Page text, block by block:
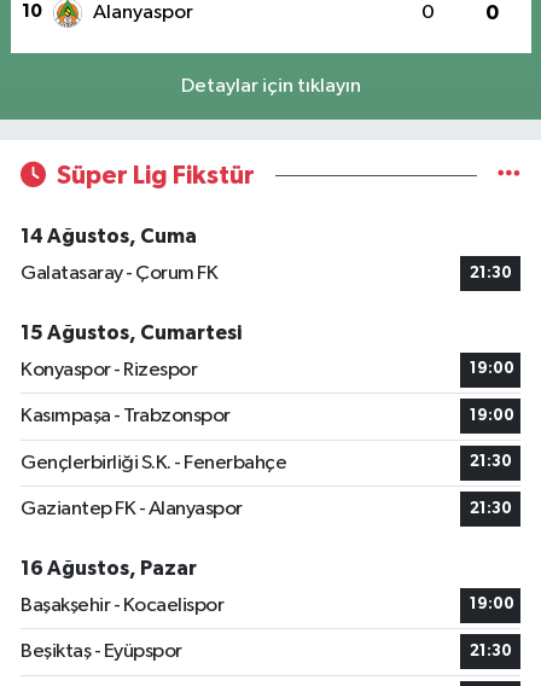
10 Alanyaspor 0 0
Detaylar için tıklayın
Süper Lig Fikstür
14 Ağustos, Cuma
Galatasaray - Çorum FK
21:30
15 Ağustos, Cumartesi
Konyaspor - Rizespor
19:00
Kasımpaşa - Trabzonspor 19:00
Gençlerbirliği S.K. - Fenerbahçe 21:30
Gaziantep FK - Alanyaspor 21:30
16 Ağustos, Pazar
Başakşehir - Kocaelispor
19:00
Beşiktaş - Eyüpspor 21:30